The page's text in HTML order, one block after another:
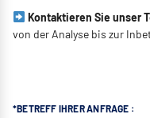
Kontaktieren Sie unser
von der Analyse bis zur
*BETREFF IHRER ANFRAGE :